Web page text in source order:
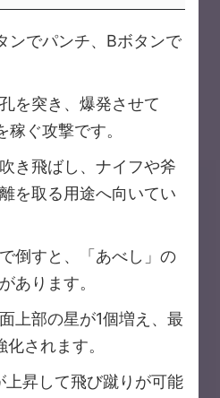
ンでパンチ、Bボタンで
を突き、爆発させて
稼ぐ攻撃です。
き飛ばし、ナイフや斧
を取る用途へ向いてい
倒すと、「あべし」の
あります。
上部の星が1個増え、最
されます。
上昇して飛び蹴りが可能